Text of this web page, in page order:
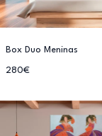
Box Duo Meninas
280€